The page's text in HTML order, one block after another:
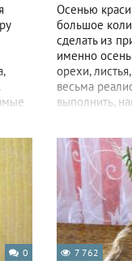
Осенью
большое
сделать из
именно
орехи,
весьма
выполнить,
0 7 762